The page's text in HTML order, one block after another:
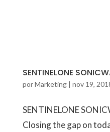
SENTINELONE
porMarketing| nov 19,
SENTINELONE
Closing the gap on